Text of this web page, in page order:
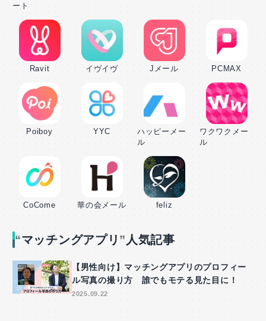
ート
Ravit イヴイヴ Jメール PCMAX
Poiboy YYC
ハッピーメー
ル
ワクワクメー
ル
CoCome 華の会メール feliz
マッチングアプリ 人気記事
【男性向け】マッチングアプリのプロフィー
ル写真の撮り方 誰でもモテる見た目に！
2025.09.22